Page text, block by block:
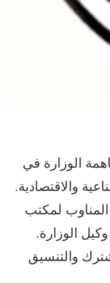
الوزارة في
والاقتصادية.
المناوب لمكتب
الوزارة.
والتنسيق